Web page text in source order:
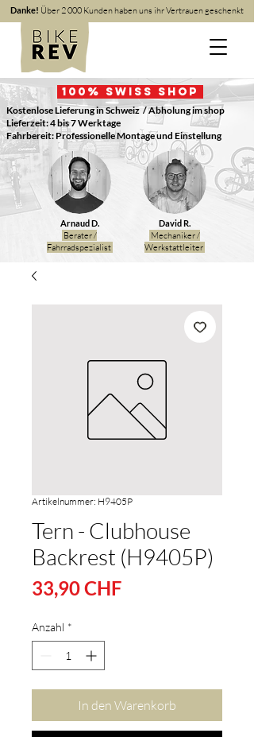
Danke! Über 2 000 Kunden haben uns ihr Vertrauen geschenkt
100 % Swiss Shop
Kostenlose Lieferung in Schweiz / Abholung im shop
Lieferzeit: 4 bis 7 Werktage
Fahrbereit: Professionelle Montage und Einstellung
Arnaud D.
Berater /
Fahrradspezialist
David R.
Mechaniker /
Werkstattleiter
Artikelnummer: H9405P
Tern - Clubhouse
Backrest (H9405P)
33,90 CHFPreis
Anzahl *
In den Warenkorb